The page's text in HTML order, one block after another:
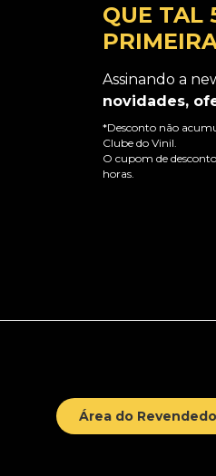
QUE TAL
Assinando a
novidades,
*Desconto não
Clube do Vinil.
O cupom de
horas.
Área do